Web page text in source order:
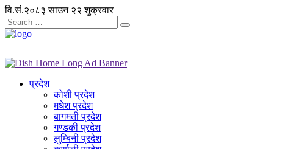
वि.सं.२०८३ साउन २२ शुक्रवार
प्रदेश
कोशी प्रदेश
मधेश प्रदेश
बागमती प्रदेश
गण्डकी प्रदेश
लुम्बिनी प्रदेश